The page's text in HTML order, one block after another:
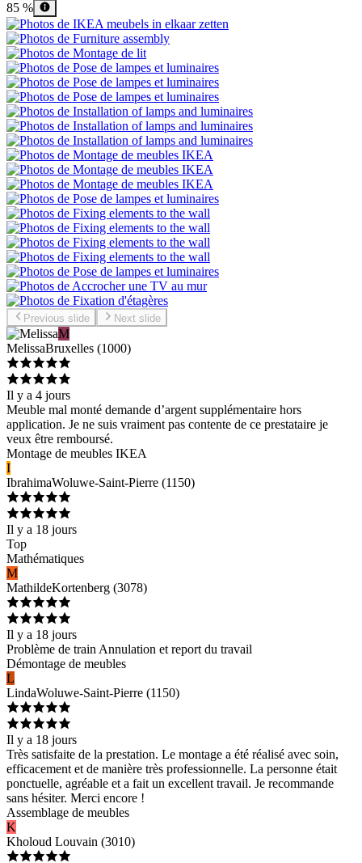
85 %
Previous slide Next slide
M
MelissaBruxelles (1000)
Il y a 4 jours
Meuble mal monté demande d’argent supplémentaire hors
application. Je ne suis vraiment pas contente de ce prestataire je
veux être remboursé.
Montage de meubles IKEA
I
IbrahimaWoluwe-Saint-Pierre (1150)
Il y a 18 jours
Top
Mathématiques
M
MathildeKortenberg (3078)
Il y a 18 jours
Problème de train Annulation et report du travail
Démontage de meubles
L
LindaWoluwe-Saint-Pierre (1150)
Il y a 18 jours
Très satisfaite de la prestation. Le montage a été réalisé avec soin,
efficacement et de manière très professionnelle. La personne était
ponctuelle, agréable et a fait un excellent travail. Je recommande
sans hésiter. Merci encore !
Assemblage de meubles
K
Kholoud Louvain (3010)